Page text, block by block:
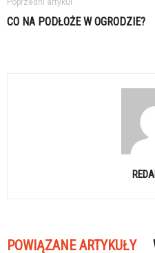
CO NA PODŁOŻE W OGRODZIE?
POWIĄZANE ARTYKUŁY